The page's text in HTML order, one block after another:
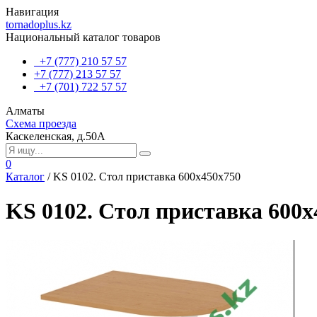
Навигация
tornadoplus.kz
Национальный каталог товаров
+7 (777) 210 57 57
+7 (777) 213 57 57
+7 (701) 722 57 57
Алматы
Схема проезда
Каскеленская, д.50А
0
Каталог /KS 0102. Стол приставка 600х450х750
KS 0102. Стол приставка